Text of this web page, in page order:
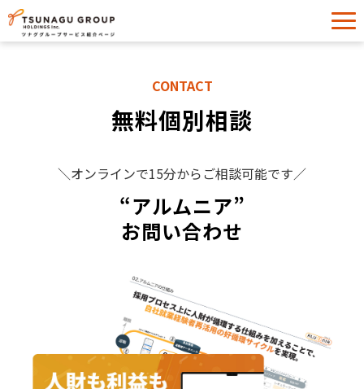
導入事例
イベント・セミナー
CONTACT
無料個別相談
＼オンラインで15分からご相談可能です／
“アルムニア”
お問い合わせ